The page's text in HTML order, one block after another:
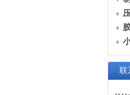
联